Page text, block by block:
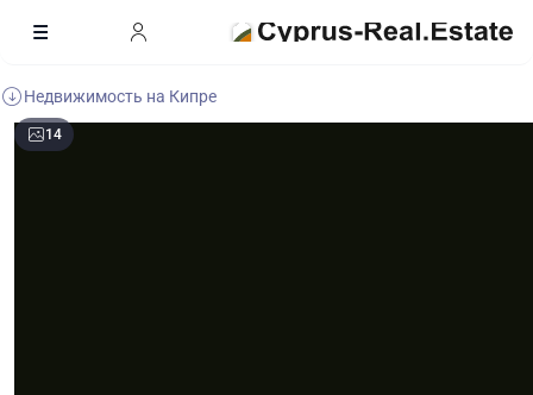
Недвижимость на Кипре
14